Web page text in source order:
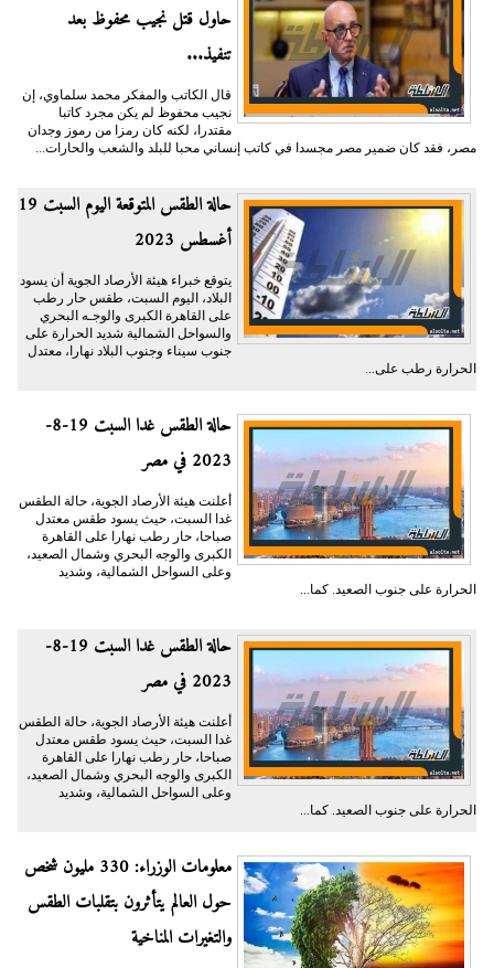
حاول قتل نجيب محفوظ بعد
تنفيذ...
قال الكاتب والمفكر محمد سلماوي، إن
نجيب محفوظ لم يكن مجرد كاتبا
مقتدرا، لكنه كان رمزا من رموز وجدان
مصر، فقد كان ضمير مصر مجسدا في كاتب إنساني محبا للبلد والشعب والحارات...
حالة الطقس المتوقعة اليوم السبت 19
أغسطس 2023
يتوقع خبراء هيئة الأرصاد الجوية أن يسود
البلاد، اليوم السبت، طقس حار رطب
على القاهرة الكبرى والوجـه البحري
والسواحل الشمالية شديد الحرارة على
جنوب سيناء وجنوب البلاد نهارا، معتدل
الحرارة رطب على...
حالة الطقس غدا السبت 19-8-
2023 في مصر
أعلنت هيئة الأرصاد الجوية، حالة الطقس
غدا السبت، حيث يسود طقس معتدل
صباحا، حار رطب نهارا على القاهرة
الكبرى والوجه البحري وشمال الصعيد،
وعلى السواحل الشمالية، وشديد
الحرارة على جنوب الصعيد. كما...
حالة الطقس غدا السبت 19-8-
2023 في مصر
أعلنت هيئة الأرصاد الجوية، حالة الطقس
غدا السبت، حيث يسود طقس معتدل
صباحا، حار رطب نهارا على القاهرة
الكبرى والوجه البحري وشمال الصعيد،
وعلى السواحل الشمالية، وشديد
الحرارة على جنوب الصعيد. كما...
معلومات الوزراء: 330 مليون شخص
حول العالم يتأثرون بتقلبات الطقس
والتغيرات المناخية